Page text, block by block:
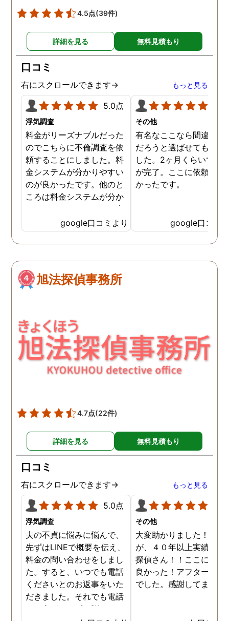
4.5点(39件)
詳細を見る 無料見積もり
口コミ
右にスクロールできます→ もっと見る
5.0点
浮気調査
料金がリーズナブルだった
のでこちらに不倫調査を依
頼することにしました。料
金システムが分かりやすい
のが良かったです。他のと
ころは料金システムが分か
りづらくて、どれだけお金
がかかるか分からず不安だ
ったので、こちらで安心し
ました。 ありがとうござい
google口コミより
その他
有名なここなら間違いな
だろうと選ばせてもらい
した。2ヶ月くらいで調
が完了。ここに依頼して
かったです。
google口コミ
旭法探偵事務所
4.7点(22件)
詳細を見る 無料見積もり
口コミ
右にスクロールできます→ もっと見る
5.0点
浮気調査
夫の不貞に悩みに悩んで、
先ずはLINEで概要を伝え、
料金の問い合わせをしまし
た。すると、いつでも電話
くださいとのお返事をいた
だきました。それでも電話
する事ができずに悩んでい
その他
大変助かりました！！さ
が、４０年以上実績のあ
探偵さん！！ここに頼ん
良かった！アフターも完
でした。感謝してます。